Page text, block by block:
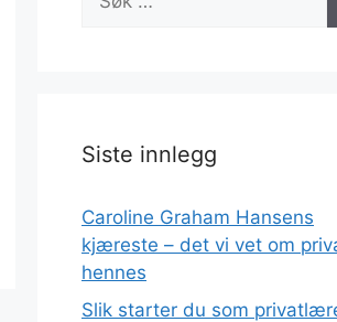
etter:
Siste innlegg
Caroline Graham Hansens
kjæreste – det vi vet om
hennes
Slik starter du som